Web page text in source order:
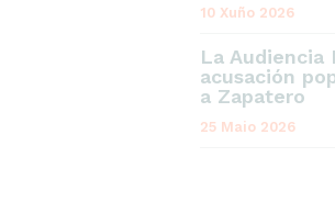
10 Xuño 2026
La Audiencia
acusación
a Zapatero
25 Maio 2026